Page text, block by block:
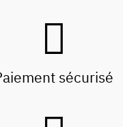
sécurisé